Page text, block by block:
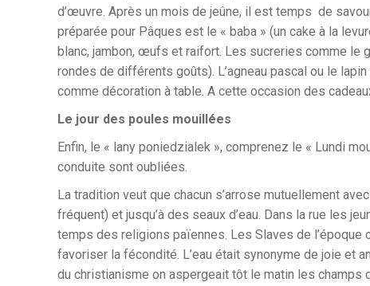
d’œuvre. Après un mois de jeûne, il est temps de
préparée pour Pâques est le « baba » (un cake à la
blanc, jambon, œufs et raifort. Les sucreries comme le
rondes de différents goûts). L’agneau pascal ou le
comme décoration à table. A cette occasion des
Le jour des poules mouillées
Enfin, le « lany poniedzialek », comprenez le « Lundi
conduite sont oubliées.
La tradition veut que chacun s’arrose mutuellement
fréquent) et jusqu’à des seaux d’eau. Dans la rue les
temps des religions païennes. Les Slaves de l’époque
favoriser la fécondité. L’eau était synonyme de joie et
du christianisme on aspergeait tôt le matin les champs